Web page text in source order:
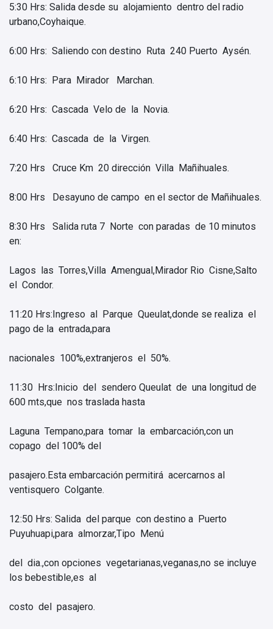
5:30 Hrs: Salida desde su alojamiento dentro del radio
urbano,Coyhaique.
6:00 Hrs: Saliendo con destino Ruta 240 Puerto Aysén.
6:10 Hrs: Para Mirador Marchan.
6:20 Hrs: Cascada Velo de la Novia.
6:40 Hrs: Cascada de la Virgen.
7:20 Hrs Cruce Km 20 dirección Villa Mañihuales.
8:00 Hrs Desayuno de campo en el sector de Mañihuales.
8:30 Hrs Salida ruta 7 Norte con paradas de 10 minutos
en:
Lagos las Torres,Villa Amengual,Mirador Rio Cisne,Salto
el Condor.
11:20 Hrs:Ingreso al Parque Queulat,donde se realiza el
pago de la entrada,para
nacionales 100%,extranjeros el 50%.
11:30 Hrs:Inicio del sendero Queulat de una longitud de
600 mts,que nos traslada hasta
Laguna Tempano,para tomar la embarcación,con un
copago del 100% del
pasajero.Esta embarcación permitirá acercarnos al
ventisquero Colgante.
12:50 Hrs: Salida del parque con destino a Puerto
Puyuhuapi,para almorzar,Tipo Menú
del dia.,con opciones vegetarianas,veganas,no se incluye
los bebestible,es al
costo del pasajero.